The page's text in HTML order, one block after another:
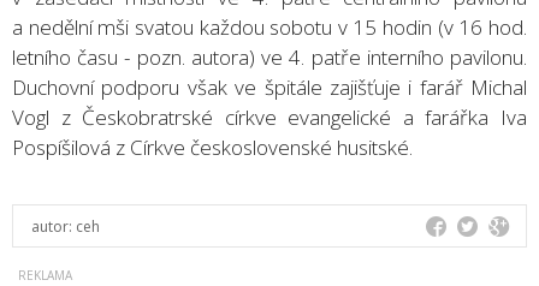
a nedělní mši svatou každou sobotu v 15 hodin (v 16 hod.
letního času - pozn. autora) ve 4. patře interního pavilonu.
Duchovní podporu však ve špitále zajišťuje i farář Michal
Vogl z Českobratrské církve evangelické a farářka Iva
Pospíšilová z Církve československé husitské.
autor: ceh